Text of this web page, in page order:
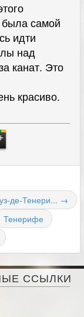
была самой
идти
над
канат. Это
красиво.
де-Тенери... →
Тенерифе
ССЫЛКИ